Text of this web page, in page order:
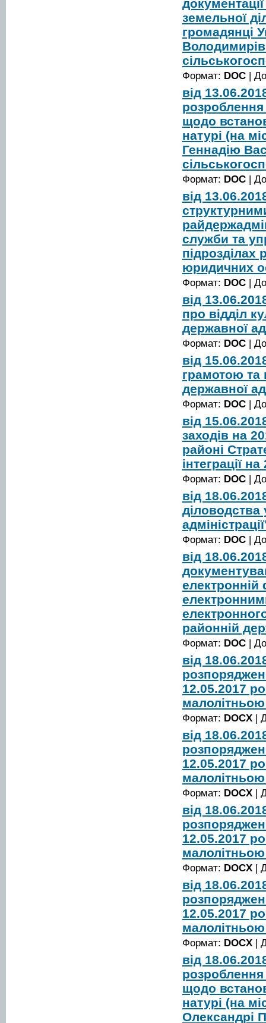
земельної
громадянці
Формат: DOC |
від
розроблення
щодо
натурі (на
Геннадію
Формат: DOC |
від
служби та
підрозділах
юридичних
Формат: DOC |
від
про відділ
державної
Формат: DOC |
від
грамотою та
державної
Формат: DOC |
від
заходів на
районі
інтеграції
Формат: DOC |
від
діловодства
Формат: DOC |
від
електронній
районній
Формат: DOC |
від
12.05.2017
Формат: DOCX |
від
12.05.2017
Формат: DOCX |
від
12.05.2017
Формат: DOCX |
від
12.05.2017
Формат: DOCX |
від
розроблення
щодо
натурі (на
Олександрі